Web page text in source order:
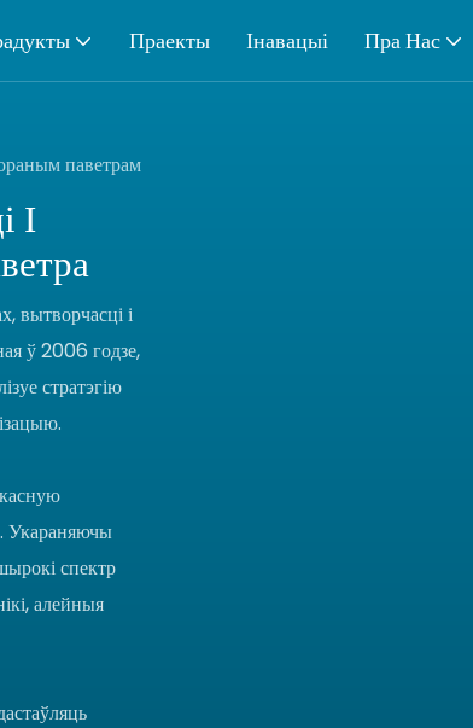
Праекты Інавацыі Пра Нас
паветрам
І
вытворчасці і
ў 2006 годзе,
стратэгію
Укараняючы
спектр
алейныя